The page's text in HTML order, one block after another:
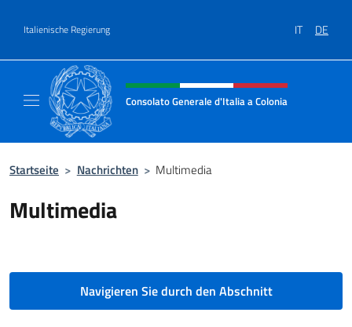
Italienische Regierung IT DE
Header-Site, Social und Menü
Consolato Generale d'Italia a Colonia
Startseite > Nachrichten > Multimedia
Multimedia
Navigieren Sie durch den Abschnitt